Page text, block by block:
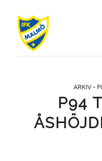
ARKIV -
P94